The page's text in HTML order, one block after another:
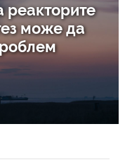
реакторите
може да